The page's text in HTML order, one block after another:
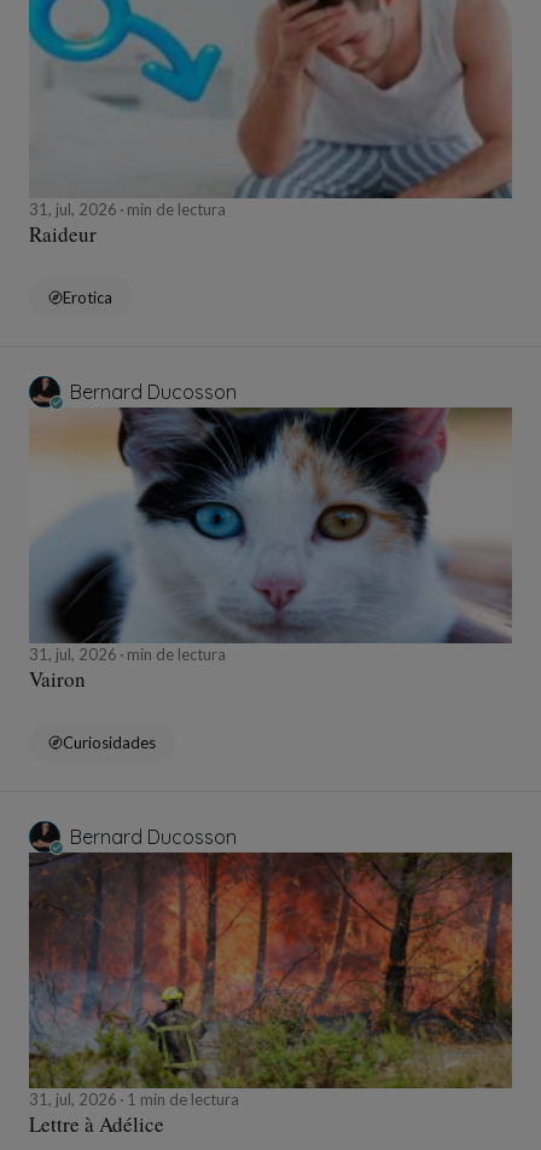
31, jul, 2026 min de lectura
Raideur
Erotica
Bernard Ducosson
31, jul, 2026 min de lectura
Vairon
Curiosidades
Bernard Ducosson
31, jul, 2026 1 min de lectura
Lettre à Adélice